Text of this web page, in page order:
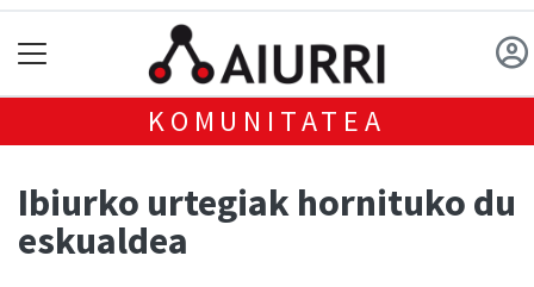
KOMUNITATEA
Ibiurko urtegiak hornituko du
eskualdea